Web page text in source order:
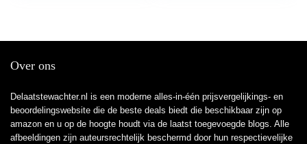
Over ons
Delaatstewachter.nl is een moderne alles-in-één prijsvergelijkings- en
beoordelingswebsite die de beste deals biedt die beschikbaar zijn op
amazon en u op de hoogte houdt via de laatst toegevoegde blogs. Alle
afbeeldingen zijn auteursrechtelijk beschermd door hun respectievelijke